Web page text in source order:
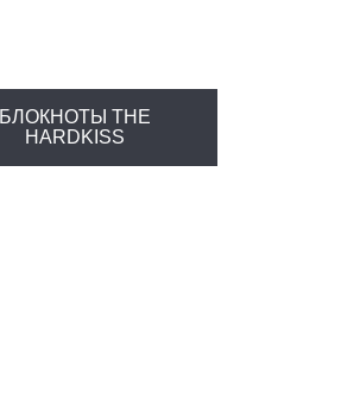
БЛОКНОТЫ THE
HARDKISS